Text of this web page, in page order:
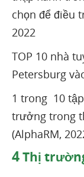
chọn để điều
2022
TOP 10 nhà
Petersburg
1 trong 10
trưởng trong
(AlphaRM,
4Thị